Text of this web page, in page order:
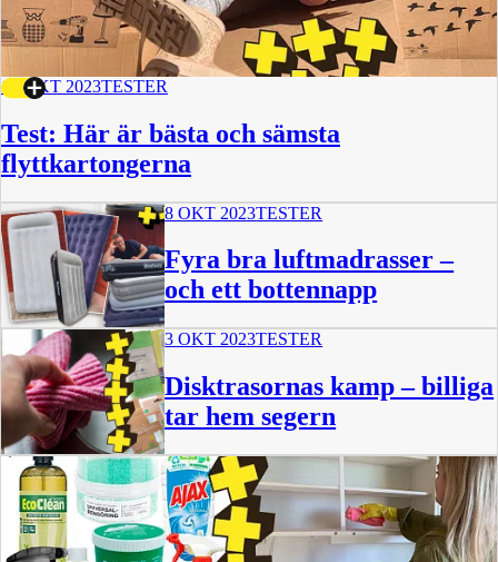
15 OKT 2023TESTER
Test: Här är bästa och sämsta
flyttkartongerna
8 OKT 2023TESTER
Fyra bra luftmadrasser –
och ett bottennapp
3 OKT 2023TESTER
Disktrasornas kamp – billiga
tar hem segern